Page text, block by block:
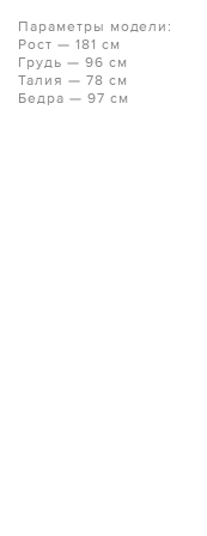
Параметры модели:
Рост — 181 см
Грудь — 96 см
Талия — 78 см
Бедра — 97 см